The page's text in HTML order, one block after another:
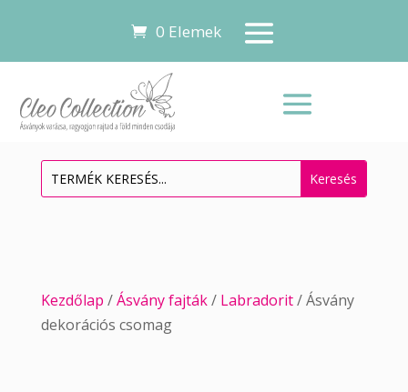
0 Elemek
Kezdőlap /Ásvány fajták/ Labradorit/ Ásvány
dekorációs csomag